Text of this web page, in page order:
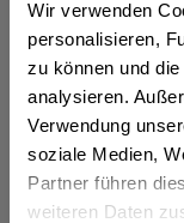
Wir verwenden
personalisieren,
zu können und
analysieren.
Verwendung
soziale Medien,
Partner führen
weiteren Daten
+3,30 € Pfand
In den
Artikel-Nr.:
Verfügbar in: